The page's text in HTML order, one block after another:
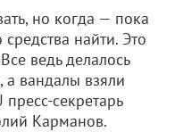
но когда — пока
найти. Это
ведь делалось
а вандалы взяли
секретарь
Карманов.